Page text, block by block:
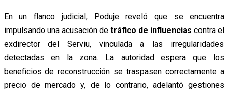
En un flanco judicial, Poduje reveló que se encuentra
impulsando una acusación de tráfico de influencias contra el
exdirector del Serviu, vinculada a las irregularidades
detectadas en la zona. La autoridad espera que los
beneficios de reconstrucción se traspasen correctamente a
precio de mercado y, de lo contrario, adelantó gestiones